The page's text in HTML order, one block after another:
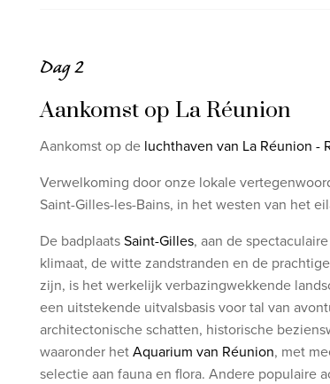
Dag 2
Aankomst op La Réunion
Aankomst op de luchthaven van La Réunion -
Verwelkoming door onze lokale
Saint-Gilles-les-Bains, in het westen van het
De badplaatsSaint-Gilles, aan de
klimaat, de witte zandstranden en de
zijn, is het werkelijk verbazingwekkende
een uitstekende uitvalsbasis voor tal van
architectonische schatten, historische
waaronder hetAquarium van Réunion, met
selectie aan fauna en flora. Andere populaire